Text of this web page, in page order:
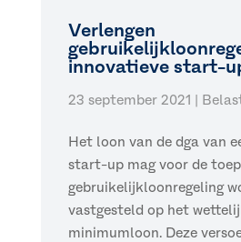
Verlengen
innovatieve start-
23 september 2021 |
Het loon van de dga van
start-up mag voor de
gebruikelijkloonregeling
vastgesteld op het
minimumloon. Deze